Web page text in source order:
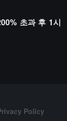
초과 후 1시
Policy